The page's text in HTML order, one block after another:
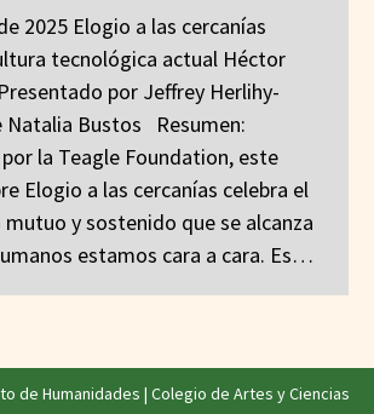
2025 Elogio a las cercanías
tecnológica actual Héctor
por Jeffrey Herlihy-
Natalia Bustos Resumen:
la Teagle Foundation, este
Elogio a las cercanías celebra el
y sostenido que se alcanza
estamos cara a cara. Es…
de Humanidades | Colegio de Artes y Ciencias